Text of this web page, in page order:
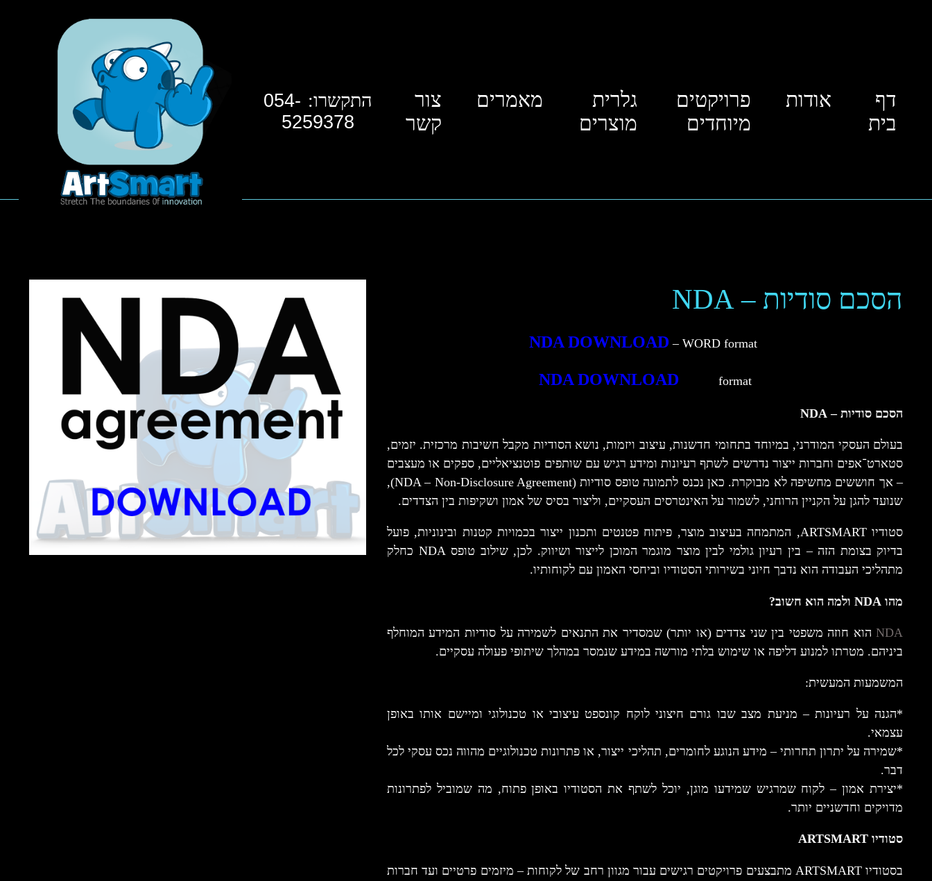
דף
בית
אודות
פרויקטים
מיוחדים
גלרית
מוצרים
מאמרים
צור
קשר
התקשרו: 054-
5259378
הסכם סודיות – NDA
NDA DOWNLOAD – WORD format
NDA DOWNLOAD format
הסכם סודיות – NDA
בעולם העסקי המודרני, במיוחד בתחומי חדשנות, עיצוב ויזמות, נושא הסודיות מקבל חשיבות מרכזית. יזמים,
סטארט־אפים וחברות ייצור נדרשים לשתף רעיונות ומידע רגיש עם שותפים פוטנציאליים, ספקים או מעצבים
– אך חוששים מחשיפה לא מבוקרת. כאן נכנס לתמונה טופס סודיות (NDA – Non-Disclosure Agreement),
שנועד להגן על הקניין הרוחני, לשמור על האינטרסים העסקיים, וליצור בסיס של אמון ושקיפות בין הצדדים.
סטודיו ARTSMART, המתמחה בעיצוב מוצר, פיתוח פטנטים ותכנון ייצור בכמויות קטנות ובינוניות, פועל
בדיוק בצומת הזה – בין רעיון גולמי לבין מוצר מוגמר המוכן לייצור ושיווק. לכן, שילוב טופס NDA כחלק
מתהליכי העבודה הוא נדבך חיוני בשירותי הסטודיו וביחסי האמון עם לקוחותיו.
מהו NDA ולמה הוא חשוב?
NDAהוא חוזה משפטי בין שני צדדים (או יותר) שמסדיר את התנאים לשמירה על סודיות המידע המוחלף
ביניהם. מטרתו למנוע דליפה או שימוש בלתי מורשה במידע שנמסר במהלך שיתופי פעולה עסקיים.
המשמעות המעשית:
*הגנה על רעיונות – מניעת מצב שבו גורם חיצוני לוקח קונספט עיצובי או טכנולוגי ומיישם אותו באופן
עצמאי.
*שמירה על יתרון תחרותי – מידע הנוגע לחומרים, תהליכי ייצור, או פתרונות טכנולוגיים מהווה נכס עסקי לכל
דבר.
*יצירת אמון – לקוח שמרגיש שמידעו מוגן, יוכל לשתף את הסטודיו באופן פתוח, מה שמוביל לפתרונות
מדויקים וחדשניים יותר.
סטודיו ARTSMART
בסטודיו ARTSMART מתבצעים פרויקטים רגישים עבור מגוון רחב של לקוחות – מיזמים פרטיים ועד חברות